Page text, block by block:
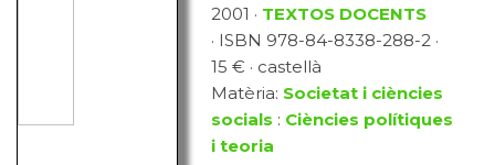
2001 · TEXTOS DOCENTS
· ISBN 978-84-8338-288-2 ·
15 € · castellà
Matèria: Societat i ciències
socials : Ciències polítiques
i teoria